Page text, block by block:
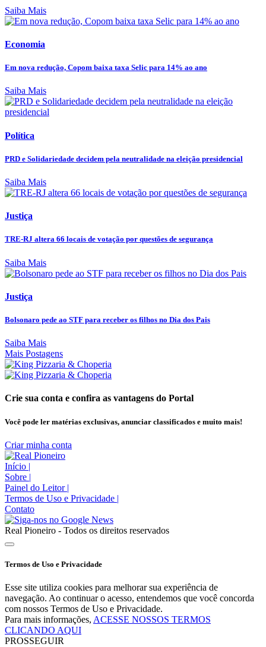
Saiba Mais
Economia
Em nova redução, Copom baixa taxa Selic para 14% ao ano
Saiba Mais
Política
PRD e Solidariedade decidem pela neutralidade na eleição presidencial
Saiba Mais
Justiça
TRE-RJ altera 66 locais de votação por questões de segurança
Saiba Mais
Justiça
Bolsonaro pede ao STF para receber os filhos no Dia dos Pais
Saiba Mais
Mais Postagens
Crie sua conta e confira as vantagens do Portal
Você pode ler matérias exclusivas, anunciar classificados e muito mais!
Criar minha conta
Início |
Sobre |
Painel do Leitor |
Termos de Uso e Privacidade |
Contato
Real Pioneiro - Todos os direitos reservados
Termos de Uso e Privacidade
Esse site utiliza cookies para melhorar sua experiência de
navegação. Ao continuar o acesso, entendemos que você concorda
com nossos Termos de Uso e Privacidade.
Para mais informações, ACESSE NOSSOS TERMOS
CLICANDO AQUI
PROSSEGUIR